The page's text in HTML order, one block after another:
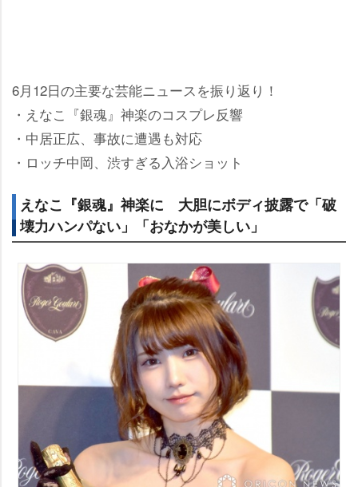
6月12日の主要な芸能ニュースを振り返り！
・えなこ『銀魂』神楽のコスプレ反響
・中居正広、事故に遭遇も対応
・ロッチ中岡、渋すぎる入浴ショット
えなこ『銀魂』神楽に 大胆にボディ披露で「破
壊力ハンパない」「おなかが美しい」